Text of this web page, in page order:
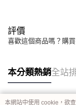
評價
喜歡這個商品嗎？購買
本分類熱銷全站
本網站中使用 cookie，欲